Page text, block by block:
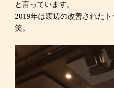
と言っています。
2019年は渡辺の改善されたト
笑。